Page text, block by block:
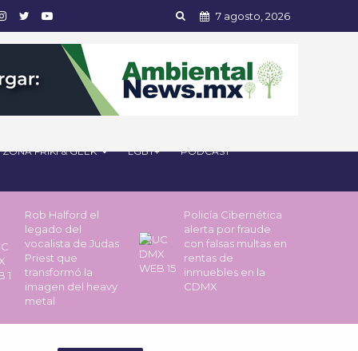
7 agosto, 2026
ZONA FRIKI & GEEK LGBT+ PODCAST
Rob Halford el
legado del
vocalista de Judas
Priest que
transformó la
imagen del heavy
metal
Policía Cibernética
alerta por fraude
con falsas multas en
rentas de
inmuebles en la
CDMX